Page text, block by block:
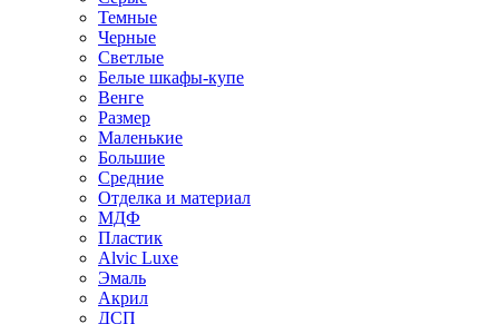
Темные
Черные
Светлые
Белые шкафы-купе
Венге
Размер
Маленькие
Большие
Средние
Отделка и материал
МДФ
Пластик
Alvic Luxe
Эмаль
Акрил
ДСП